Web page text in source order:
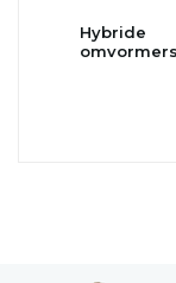
Hybride
omvormers